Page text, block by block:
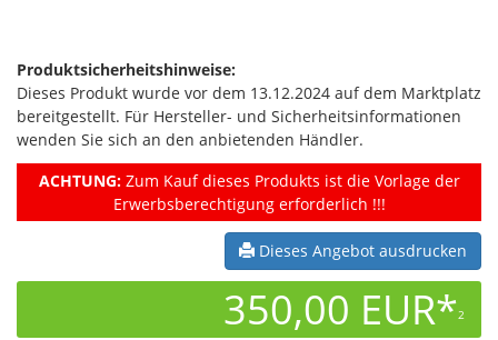
Produktsicherheitshinweise:
Dieses Produkt wurde vor dem 13.12.2024 auf dem Marktplatz
bereitgestellt. Für Hersteller- und Sicherheitsinformationen
wenden Sie sich an den anbietenden Händler.
ACHTUNG:Zum Kauf dieses Produkts ist die Vorlage der
Erwerbsberechtigung erforderlich !!!
Dieses Angebot ausdrucken
350,00 EUR*2